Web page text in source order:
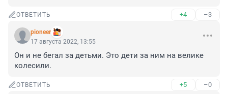
ОТВЕТИТЬ +4 –3
pioneer
17 августа 2022, 13:55
Он и не бегал за детьми. Это дети за ним на велике
колесили.
ОТВЕТИТЬ +5 –0